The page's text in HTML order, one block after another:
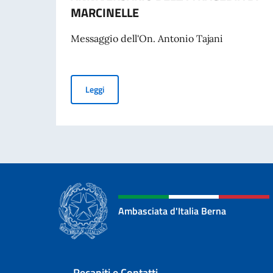
MARCINELLE
Messaggio dell'On. Antonio Tajani
LeggiMESSAGGIO DELL’ON. VICE PRESIDENTE
Ambasciata d'Italia Berna